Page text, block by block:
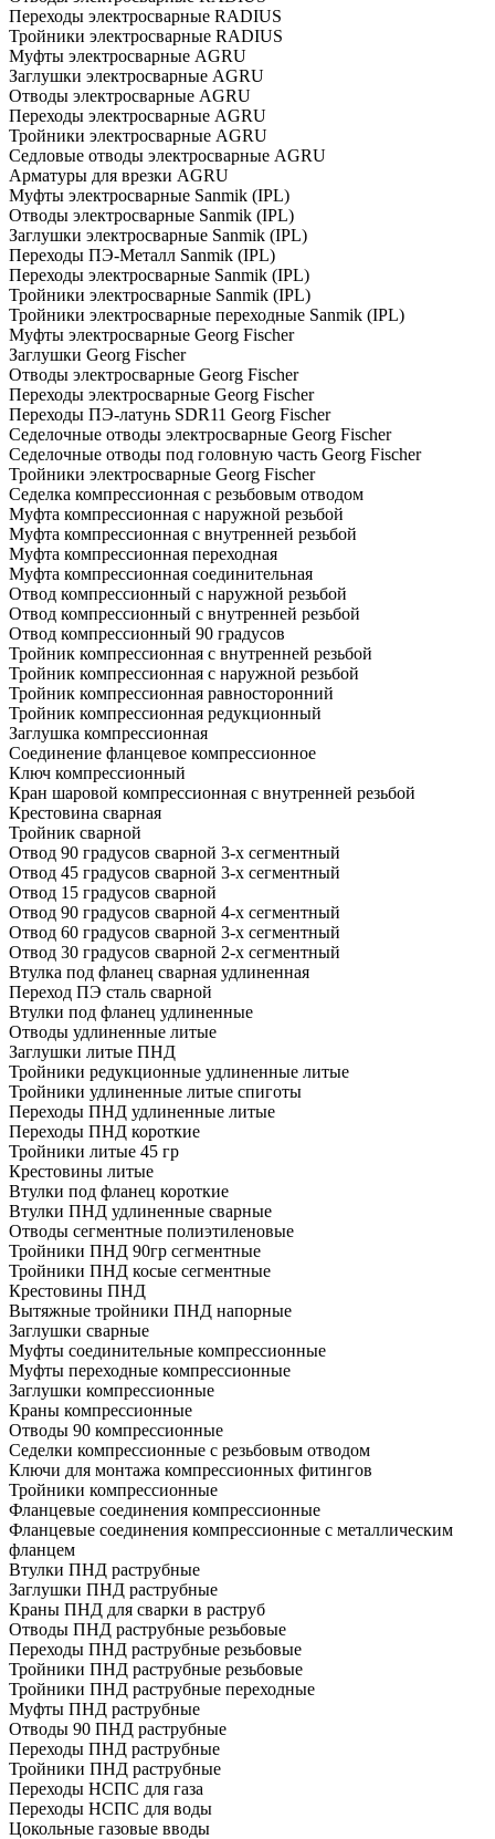
Переходы электросварные RADIUS
Тройники электросварные RADIUS
Муфты электросварные AGRU
Заглушки электросварные AGRU
Отводы электросварные AGRU
Переходы электросварные AGRU
Тройники электросварные AGRU
Седловые отводы электросварные AGRU
Арматуры для врезки AGRU
Муфты электросварные Sanmik (IPL)
Отводы электросварные Sanmik (IPL)
Заглушки электросварные Sanmik (IPL)
Переходы ПЭ-Металл Sanmik (IPL)
Переходы электросварные Sanmik (IPL)
Тройники электросварные Sanmik (IPL)
Тройники электросварные переходные Sanmik (IPL)
Муфты электросварные Georg Fischer
Заглушки Georg Fischer
Отводы электросварные Georg Fischer
Переходы электросварные Georg Fischer
Переходы ПЭ-латунь SDR11 Georg Fischer
Седелочные отводы электросварные Georg Fischer
Седелочные отводы под головную часть Georg Fischer
Тройники электросварные Georg Fischer
Седелка компрессионная с резьбовым отводом
Муфта компрессионная с наружной резьбой
Муфта компрессионная с внутренней резьбой
Муфта компрессионная переходная
Муфта компрессионная соединительная
Отвод компрессионный с наружной резьбой
Отвод компрессионный с внутренней резьбой
Отвод компрессионный 90 градусов
Тройник компрессионная с внутренней резьбой
Тройник компрессионная с наружной резьбой
Тройник компрессионная равносторонний
Тройник компрессионная редукционный
Заглушка компрессионная
Соединение фланцевое компрессионное
Ключ компрессионный
Кран шаровой компрессионная с внутренней резьбой
Крестовина сварная
Тройник сварной
Отвод 90 градусов сварной 3-х сегментный
Отвод 45 градусов сварной 3-х сегментный
Отвод 15 градусов сварной
Отвод 90 градусов сварной 4-х сегментный
Отвод 60 градусов сварной 3-х сегментный
Отвод 30 градусов сварной 2-х сегментный
Втулка под фланец сварная удлиненная
Переход ПЭ сталь сварной
Втулки под фланец удлиненные
Отводы удлиненные литые
Заглушки литые ПНД
Тройники редукционные удлиненные литые
Тройники удлиненные литые спиготы
Переходы ПНД удлиненные литые
Переходы ПНД короткие
Тройники литые 45 гр
Крестовины литые
Втулки под фланец короткие
Втулки ПНД удлиненные сварные
Отводы сегментные полиэтиленовые
Тройники ПНД 90гр сегментные
Тройники ПНД косые сегментные
Крестовины ПНД
Вытяжные тройники ПНД напорные
Заглушки сварные
Муфты соединительные компрессионные
Муфты переходные компрессионные
Заглушки компрессионные
Краны компрессионные
Отводы 90 компрессионные
Седелки компрессионные с резьбовым отводом
Ключи для монтажа компрессионных фитингов
Тройники компрессионные
Фланцевые соединения компрессионные
Фланцевые соединения компрессионные с металлическим
фланцем
Втулки ПНД раструбные
Заглушки ПНД раструбные
Краны ПНД для сварки в раструб
Отводы ПНД раструбные резьбовые
Переходы ПНД раструбные резьбовые
Тройники ПНД раструбные резьбовые
Тройники ПНД раструбные переходные
Муфты ПНД раструбные
Отводы 90 ПНД раструбные
Переходы ПНД раструбные
Тройники ПНД раструбные
Переходы НСПС для газа
Переходы НСПС для воды
Цокольные газовые вводы